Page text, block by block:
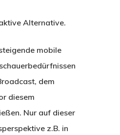
Alternative.
mobile
dem
diesem
Nur auf dieser
z.B. in